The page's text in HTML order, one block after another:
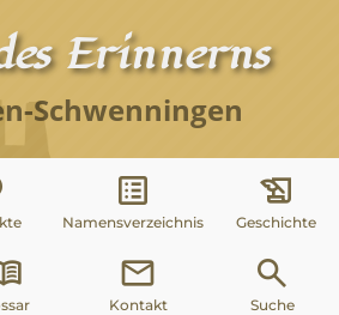
Erinnerns
Schwenningen
list_alt
Namensverzeichnis
history_edu
Geschichte
mail
Kontakt
search
Suche